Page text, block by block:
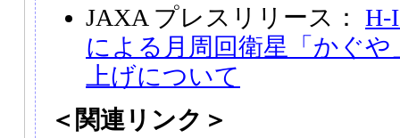
JAXA プレスリリース： H-
による月周回衛星「かぐや
上げについて
＜関連リンク＞